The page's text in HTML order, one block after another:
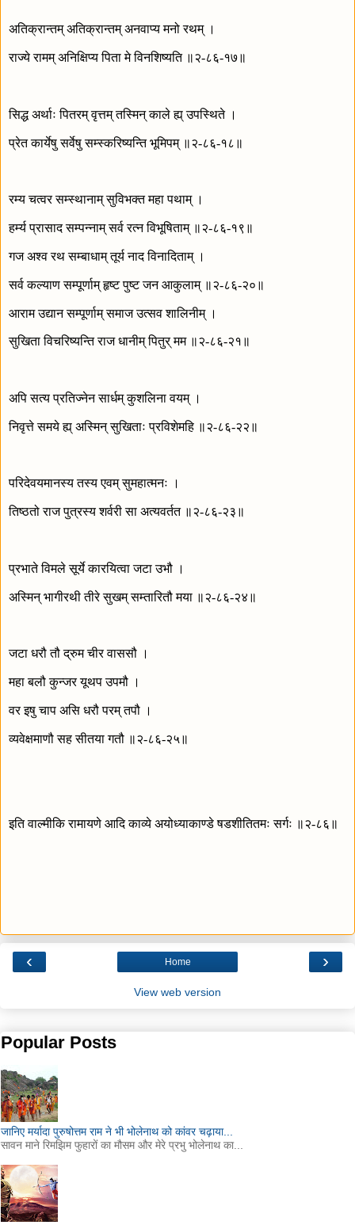
अतिक्रान्तम् अतिक्रान्तम् अनवाप्य मनो रथम् ।
राज्ये रामम् अनिक्षिप्य पिता मे विनशिष्यति ॥२-८६-१७॥
सिद्ध अर्थाः पितरम् वृत्तम् तस्मिन् काले ह्य् उपस्थिते ।
प्रेत कार्येषु सर्वेषु सम्स्करिष्यन्ति भूमिपम् ॥२-८६-१८॥
रम्य चत्वर सम्स्थानाम् सुविभक्त महा पथाम् ।
हर्म्य प्रासाद सम्पन्नाम् सर्व रत्न विभूषिताम् ॥२-८६-१९॥
गज अश्व रथ सम्बाधाम् तूर्य नाद विनादिताम् ।
सर्व कल्याण सम्पूर्णाम् हृष्ट पुष्ट जन आकुलाम् ॥२-८६-२०॥
आराम उद्यान सम्पूर्णाम् समाज उत्सव शालिनीम् ।
सुखिता विचरिष्यन्ति राज धानीम् पितुर् मम ॥२-८६-२१॥
अपि सत्य प्रतिज्नेन सार्धम् कुशलिना वयम् ।
निवृत्ते समये ह्य् अस्मिन् सुखिताः प्रविशेमहि ॥२-८६-२२॥
परिदेवयमानस्य तस्य एवम् सुमहात्मनः ।
तिष्ठतो राज पुत्रस्य शर्वरी सा अत्यवर्तत ॥२-८६-२३॥
प्रभाते विमले सूर्ये कारयित्वा जटा उभौ ।
अस्मिन् भागीरथी तीरे सुखम् सम्तारितौ मया ॥२-८६-२४॥
जटा धरौ तौ द्रुम चीर वाससौ ।
महा बलौ कुन्जर यूथप उपमौ ।
वर इषु चाप असि धरौ परम् तपौ ।
व्यवेक्षमाणौ सह सीतया गतौ ॥२-८६-२५॥
इति वाल्मीकि रामायणे आदि काव्ये अयोध्याकाण्डे षडशीतितमः सर्गः ॥२-८६॥
‹ ›
Home
View web version
Popular Posts
जानिए मर्यादा पुरुषोत्तम राम ने भी भोलेनाथ को कांवर चढ़ाया...
सावन माने रिमझिम फुहारों का मौसम और मेरे प्रभु भोलेनाथ का...